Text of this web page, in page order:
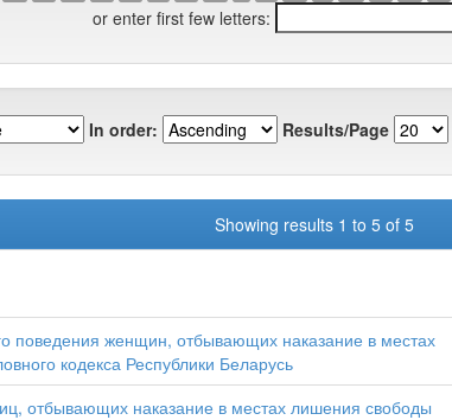
or enter first few letters:
In order: Results/Page
Showing results 1 to 5 of 5
поведения женщин, отбывающих наказание в местах
кодекса Республики Беларусь
отбывающих наказание в местах лишения свободы